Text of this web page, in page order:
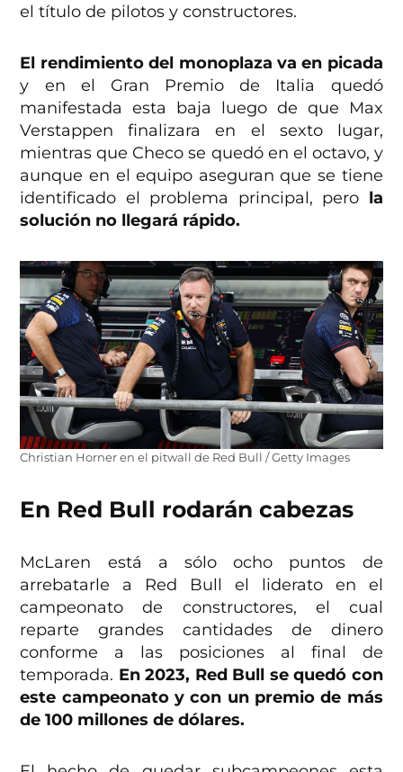
el título de pilotos y constructores.
El rendimiento del monoplaza va en picada
y en el Gran Premio de Italia quedó
manifestada esta baja luego de que Max
Verstappen finalizara en el sexto lugar,
mientras que Checo se quedó en el octavo, y
aunque en el equipo aseguran que se tiene
identificado el problema principal, pero la
solución no llegará rápido.
Christian Horner en el pitwall de Red Bull / Getty Images
En Red Bull rodarán cabezas
McLaren está a sólo ocho puntos de
arrebatarle a Red Bull el liderato en el
campeonato de constructores, el cual
reparte grandes cantidades de dinero
conforme a las posiciones al final de
temporada. En 2023, Red Bull se quedó con
este campeonato y con un premio de más
de 100 millones de dólares.